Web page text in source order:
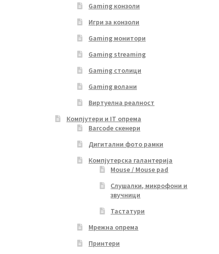
Gaming конзоли
Игри за конзоли
Gaming монитори
Gaming streaming
Gaming столици
Gaming волани
Виртуелна реалност
Компјутери и IT опрема
Barcode скенери
Дигитални фото рамки
Компјутерска галантерија
Mouse / Mouse pad
Слушалки, микрофони и
звучници
Тастатури
Мрежна опрема
Принтери